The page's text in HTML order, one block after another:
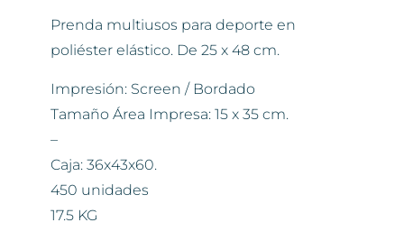
Prenda multiusos para deporte en
poliéster elástico. De 25 x 48 cm.
Impresión: Screen / Bordado
Tamaño Área Impresa: 15 x 35 cm.
–
Caja: 36x43x60.
450 unidades
17.5 KG